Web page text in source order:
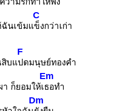
นเข้มแ
C
ข็งกว่าเก่า
บแ
F
ปดมนุษย์ทองคำ
ก็ยอมให้เ
Em
ธอทำ
Dm